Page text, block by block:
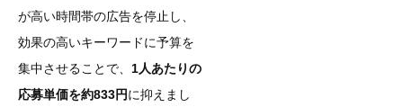
が高い時間帯の広告を停止し、
効果の高いキーワードに予算を
集中させることで、 1人あたりの
応募単価を約833円に抑えまし